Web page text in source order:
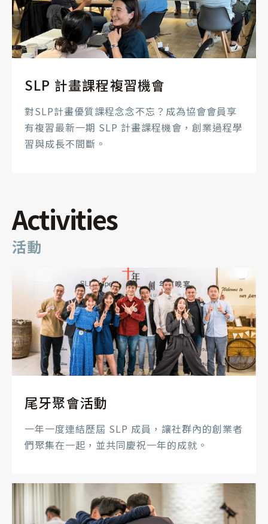
SLP 計畫課程複習機會
對SLP計畫優質課程念念不忘？成為協會會員享
有複習最新一期 SLP 計畫課程機會，創業過程學
習與成長不間斷。
Activities
活動
尾牙聚會活動
一年一度連結歷屆 SLP 成員，讓社群內的創業者
們聚集在一起，並共同慶祝一年的成就。